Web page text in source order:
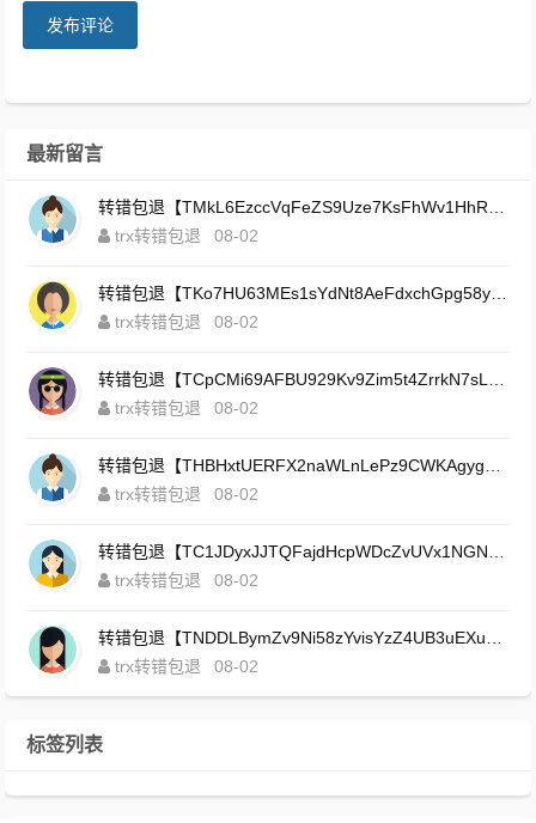
发布评论
最新留言
trx转错包退
08-02
trx转错包退
08-02
trx转错包退
08-02
trx转错包退
08-02
trx转错包退
08-02
trx转错包退
08-02
标签列表